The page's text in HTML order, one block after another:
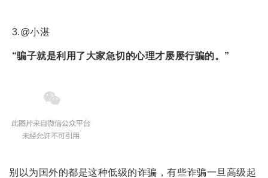
3.@小湛
“骗子就是利用了大家急切的心理才屡屡行骗的。”
别以为国外的都是这种低级的诈骗，有些诈骗一旦高级起